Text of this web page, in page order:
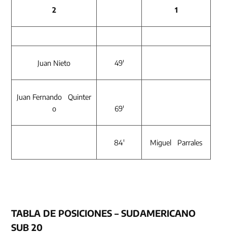
2 1
Juan Nieto 49′
Juan Fernando Quinter
o
69′
84′ Miguel Parrales
TABLA DE POSICIONES – SUDAMERICANO
SUB 20